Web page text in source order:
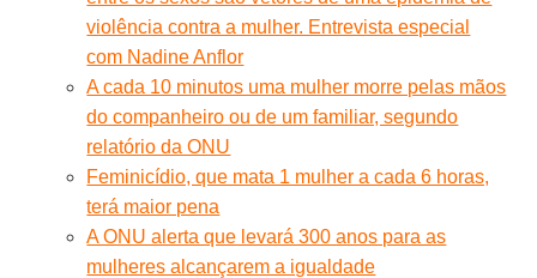
violência contra a mulher. Entrevista especial
com Nadine Anflor
A cada 10 minutos uma mulher morre pelas mãos
do companheiro ou de um familiar, segundo
relatório da ONU
Feminicídio, que mata 1 mulher a cada 6 horas,
terá maior pena
A ONU alerta que levará 300 anos para as
mulheres alcançarem a igualdade